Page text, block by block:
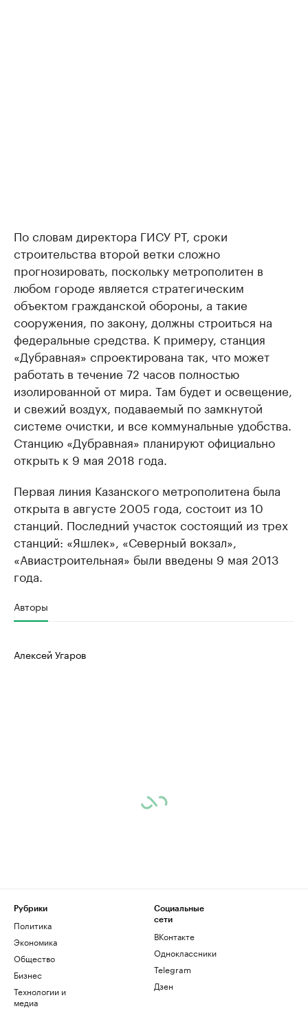
По словам директора ГИСУ РТ, сроки
строительства второй ветки сложно
прогнозировать, поскольку метрополитен в
любом городе является стратегическим
объектом гражданской обороны, а такие
сооружения, по закону, должны строиться на
федеральные средства. К примеру, станция
«Дубравная» спроектирована так, что может
работать в течение 72 часов полностью
изолированной от мира. Там будет и освещение,
и свежий воздух, подаваемый по замкнутой
системе очистки, и все коммунальные удобства.
Станцию «Дубравная» планируют официально
открыть к 9 мая 2018 года.
Первая линия Казанского метрополитена была
открыта в августе 2005 года, состоит из 10
станций. Последний участок состоящий из трех
станций: «Яшлек», «Северный вокзал»,
«Авиастроительная» были введены 9 мая 2013
года.
Авторы
Алексей Угаров
Рубрики
Политика
Экономика
Общество
Бизнес
Технологии и
медиа
Социальные
сети
ВКонтакте
Одноклассники
Telegram
Дзен